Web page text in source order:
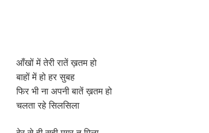
आँखों में तेरी रातें ख़तम हो
बाहों में हो हर सुबह
फिर भी ना अपनी बातें ख़तम हो
चलता रहे सिलसिला